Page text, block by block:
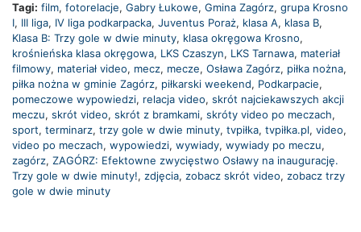
Tagi: film, fotorelacje, Gabry Łukowe, Gmina Zagórz, grupa Krosno
I, III liga, IV liga podkarpacka, Juventus Poraż, klasa A, klasa B,
Klasa B: Trzy gole w dwie minuty, klasa okręgowa Krosno,
krośnieńska klasa okręgowa, LKS Czaszyn, LKS Tarnawa, materiał
filmowy, materiał video, mecz, mecze, Osława Zagórz, piłka nożna,
piłka nożna w gminie Zagórz, piłkarski weekend, Podkarpacie,
pomeczowe wypowiedzi, relacja video, skrót najciekawszych akcji
meczu, skrót video, skrót z bramkami, skróty video po meczach,
sport, terminarz, trzy gole w dwie minuty, tvpiłka, tvpiłka.pl, video,
video po meczach, wypowiedzi, wywiady, wywiady po meczu,
zagórz, ZAGÓRZ: Efektowne zwycięstwo Osławy na inaugurację.
Trzy gole w dwie minuty!, zdjęcia, zobacz skrót video, zobacz trzy
gole w dwie minuty